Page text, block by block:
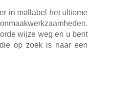
in mallabel het ultieme
wijze weg en u bent
op zoek is naar een